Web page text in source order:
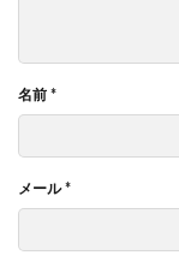
名前 *
メール*